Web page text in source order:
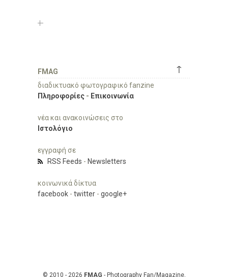
↑
FMAG
διαδικτυακό φωτογραφικό fanzine
Πληροφορίες - Επικοινωνία
νέα και ανακοινώσεις στο
Ιστολόγιο
εγγραφή σε
RSS Feeds - Newsletters
κοινωνικά δίκτυα
facebook - twitter - google+
© 2010 - 2026 FMAG - Photography Fan/Magazine,